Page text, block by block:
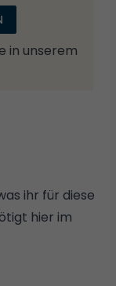
in unserem
ihr für diese
hier im